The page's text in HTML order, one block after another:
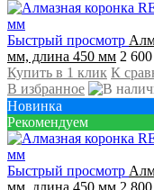
Быстрый просмотр
мм, длина 450 мм 2
Купить в 1 клик К
В избранное
Новинка
Рекомендуем
Быстрый просмотр
мм, длина 450 мм 2 800